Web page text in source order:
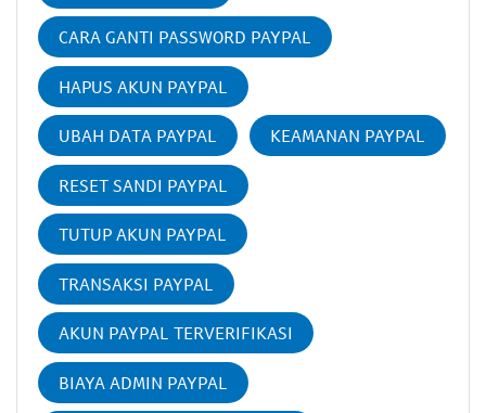
CARA GANTI PASSWORD PAYPAL
HAPUS AKUN PAYPAL
UBAH DATA PAYPAL KEAMANAN PAYPAL
RESET SANDI PAYPAL
TUTUP AKUN PAYPAL
TRANSAKSI PAYPAL
AKUN PAYPAL TERVERIFIKASI
BIAYA ADMIN PAYPAL